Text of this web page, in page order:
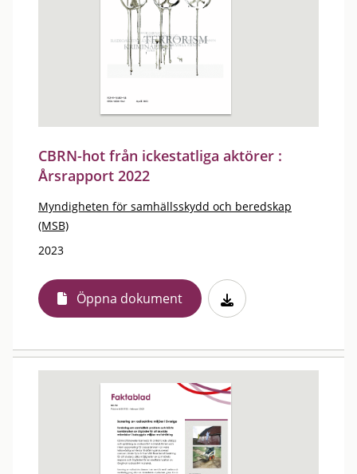
CBRN-hot från ickestatliga aktörer :
Årsrapport 2022
Myndigheten för samhällsskydd och beredskap
(MSB)
2023
Öppna dokument